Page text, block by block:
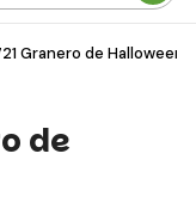
Granero de Halloween
de